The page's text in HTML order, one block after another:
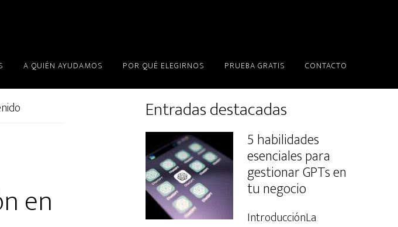
A QUIÉN AYUDAMOS POR QUÉ ELEGIRNOS PRUEBA GRATIS CONTACTO
en
Primary
Sidebar
Entradas destacadas
5 habilidades
esenciales para
gestionar GPTs en
tu negocio
IntroducciónLa